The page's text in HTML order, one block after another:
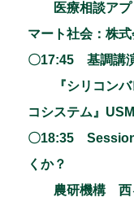
医療相談アプ
マート社会：株
〇17:45 基調講
『シリコンバ
コシステム』
〇18:35
くか？
農研機構 西ヶ